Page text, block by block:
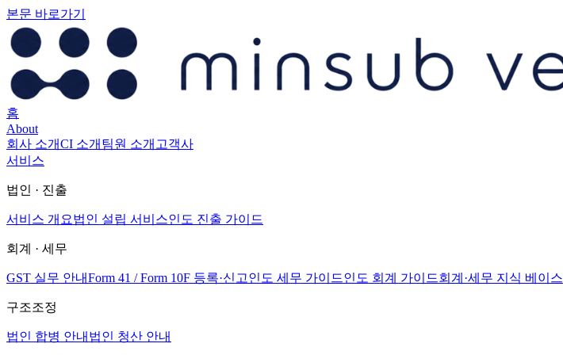
본문 바로가기
홈
About
회사 소개CI 소개 팀원 소개 고객사
서비스
법인 · 진출
서비스 개요법인 설립 서비스인도 진출 가이드
회계 · 세무
GST 실무 안내Form 41 / Form 10F 등록·신고인도 세무 가이드인도 회계 가이드회계·세무 지식 베이스
구조조정
법인 합병 안내 법인 청산 안내